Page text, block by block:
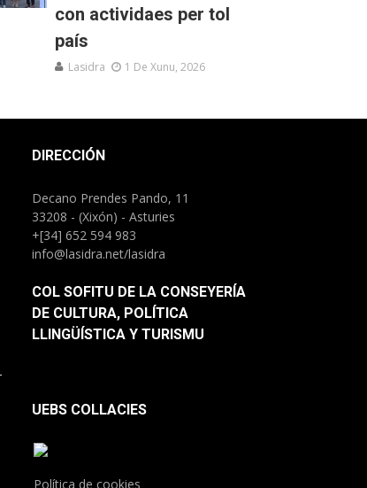
con actividaes per tol
país
Lasidra 1 De Xunu, 2026
DIRECCIÓN
Decano Prendes Pando, 11
33208 - (Xixón) - Asturies
+[34] 652 594 983
info@lasidra.net/lasidra
COL SOFITU DE LA CONSEYERÍA
DE CULTURA, POLÍTICA
LLINGÜÍSTICA Y TURISMU
UEBS COLLACIES
Política de cookies